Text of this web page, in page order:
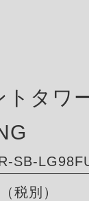
トタワ
SB-
税別）